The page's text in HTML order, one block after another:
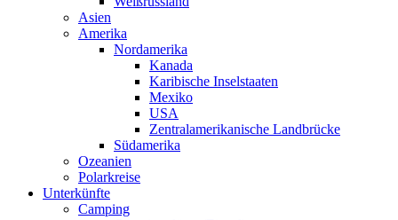
Asien
Amerika
Nordamerika
Kanada
Karibische Inselstaaten
Mexiko
USA
Zentralamerikanische Landbrücke
Südamerika
Ozeanien
Polarkreise
Unterkünfte
Camping